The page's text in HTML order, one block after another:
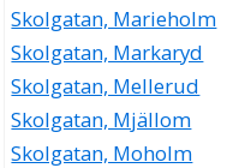
Skolgatan, Marieholm
Skolgatan, Markaryd
Skolgatan, Mellerud
Skolgatan, Mjällom
Skolgatan, Moholm